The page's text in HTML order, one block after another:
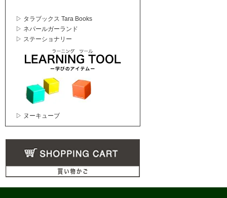
▷ タラブックス Tara Books
▷ ネパールガーランド
▷ ステーショナリー
▷ ヌーキューブ